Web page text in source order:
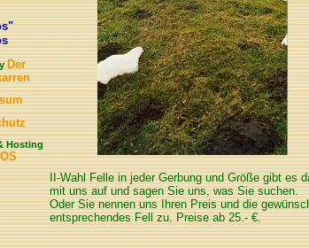
Der
Hosting
II-Wahl Felle in jeder Gerbung und Größe gibt es
mit uns auf und sagen Sie uns, was Sie suchen.
Oder Sie nennen uns Ihren Preis und die
entsprechendes Fell zu. Preise ab 25.- €.